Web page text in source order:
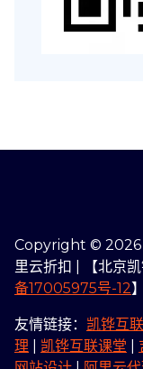
Copyright © 2026
里云折扣 | 【北京
备17005975号-12】
友情链接： 凯铧互
理
凯铧互联课堂